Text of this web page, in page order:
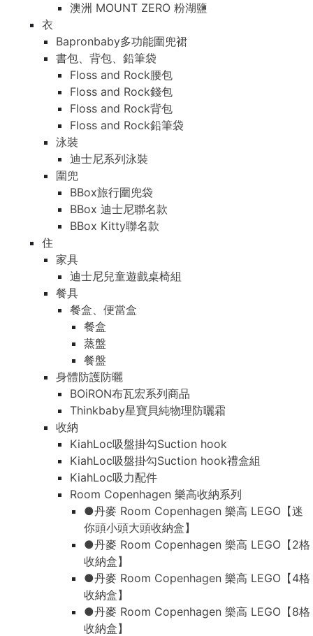
澳洲 MOUNT ZERO 粉湖鹽
衣
Bapronbaby多功能圍兜裙
書包、背包、鉛筆袋
Floss and Rock腰包
Floss and Rock錢包
Floss and Rock背包
Floss and Rock鉛筆袋
泳裝
迪士尼系列泳裝
圍兜
BBox旅行圍兜袋
BBox 迪士尼聯名款
BBox Kitty聯名款
住
家具
迪士尼兒童遊戲桌椅組
餐具
餐盒、便當盒
餐盒
蒸盤
餐盤
身體防護防曬
BOiRON布瓦宏系列商品
Thinkbaby星寶貝純物理防曬霜
收納
KiahLoc吸盤掛勾Suction hook
KiahLoc吸盤掛勾Suction hook禮盒組
KiahLoc吸力配件
Room Copenhagen 樂高收納系列
●丹麥 Room Copenhagen 樂高 LEGO【迷
你頭小頭大頭收納盒】
●丹麥 Room Copenhagen 樂高 LEGO【2格
收納盒】
●丹麥 Room Copenhagen 樂高 LEGO【4格
收納盒】
●丹麥 Room Copenhagen 樂高 LEGO【8格
收納盒】